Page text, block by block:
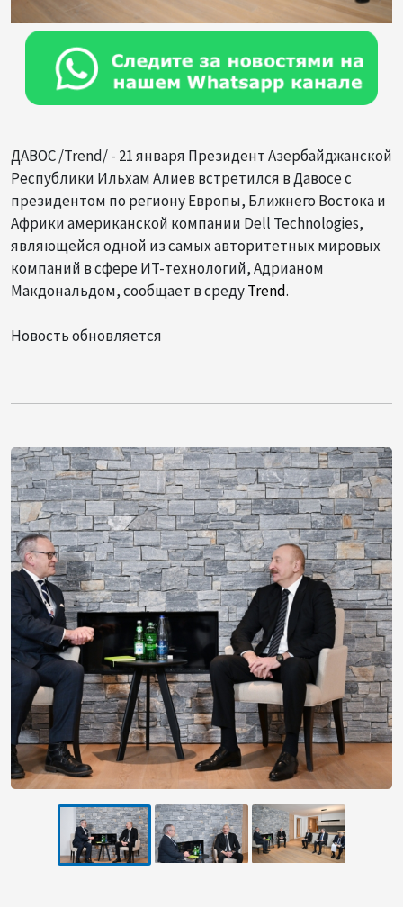
ДАВОС /Trend/ - 21 января Президент Азербайджанской
Республики Ильхам Алиев встретился в Давосе с
президентом по региону Европы, Ближнего Востока и
Африки американской компании Dell Technologies,
являющейся одной из самых авторитетных мировых
компаний в сфере ИТ-технологий, Адрианом
Макдональдом, сообщает в средуTrend.
Новость обновляется